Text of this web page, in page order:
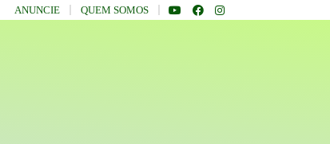
ANUNCIE QUEM SOMOS